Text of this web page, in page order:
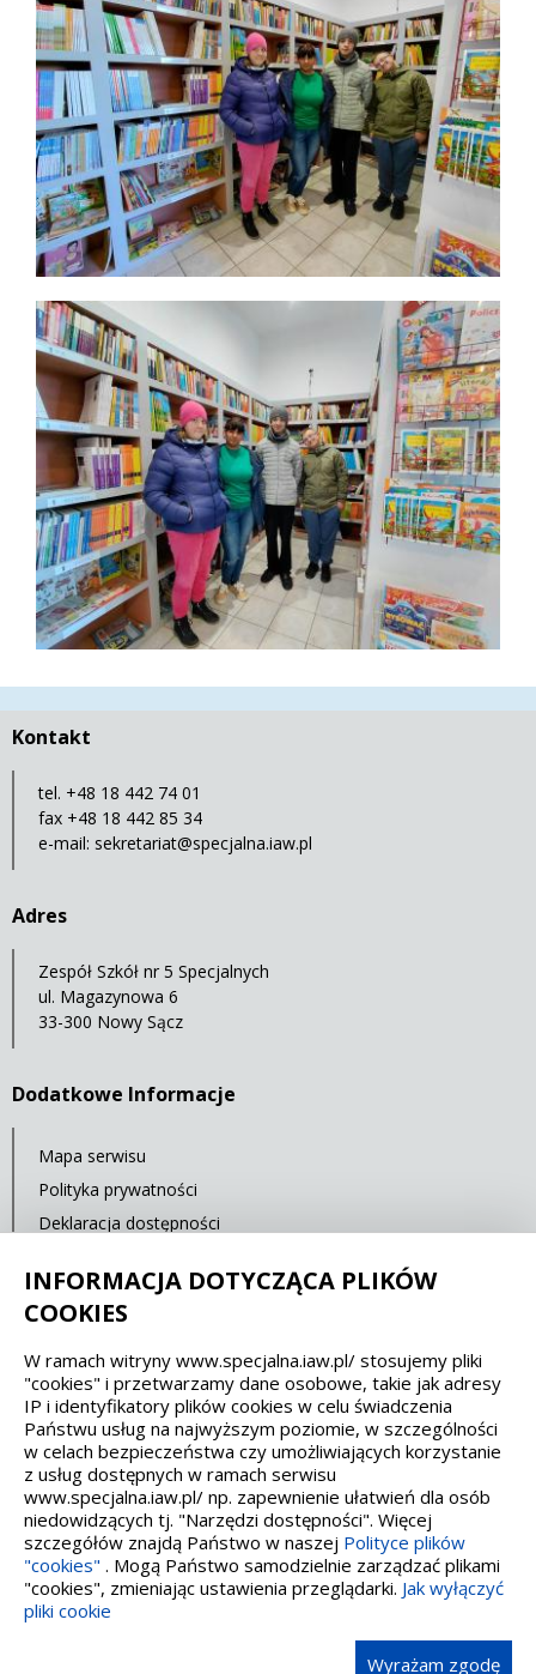
Kontakt
tel. +48 18 442 74 01
fax +48 18 442 85 34
e-mail: sekretariat@specjalna.iaw.pl
Adres
Zespół Szkół nr 5 Specjalnych
ul. Magazynowa 6
33-300 Nowy Sącz
Dodatkowe Informacje
Mapa serwisu
Polityka prywatności
Deklaracja dostępności
Cyberbezpieczeństwo
Spełniamy standardy dostępności oraz W3C
WCAG 2.1 SECTION 508 EAA/EN 301549
IS 5568
INFORMACJA DOTYCZĄCA PLIKÓW
COOKIES
W ramach witryny www.specjalna.iaw.pl/ stosujemy pliki
"cookies" i przetwarzamy dane osobowe, takie jak adresy
IP i identyfikatory plików cookies w celu świadczenia
Państwu usług na najwyższym poziomie, w szczególności
w celach bezpieczeństwa czy umożliwiających korzystanie
z usług dostępnych w ramach serwisu
www.specjalna.iaw.pl/ np. zapewnienie ułatwień dla osób
niedowidzących tj. "Narzędzi dostępności". Więcej
szczegółów znajdą Państwo w naszej Polityce plików
"cookies" . Mogą Państwo samodzielnie zarządzać plikami
"cookies", zmieniając ustawienia przeglądarki. Jak wyłączyć
pliki cookie
Wyrażam zgodę